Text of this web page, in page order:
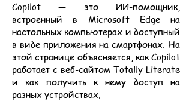
Copilot — это ИИ-помощник,
встроенный в Microsoft Edge на
настольных компьютерах и доступный
в виде приложения на смартфонах. На
этой странице объясняется, как Copilot
работает с веб-сайтом Totally Literate
и как получить к нему доступ на
разных устройствах.